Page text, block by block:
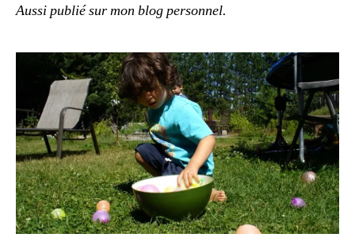
Aussi publié sur mon blog personnel.